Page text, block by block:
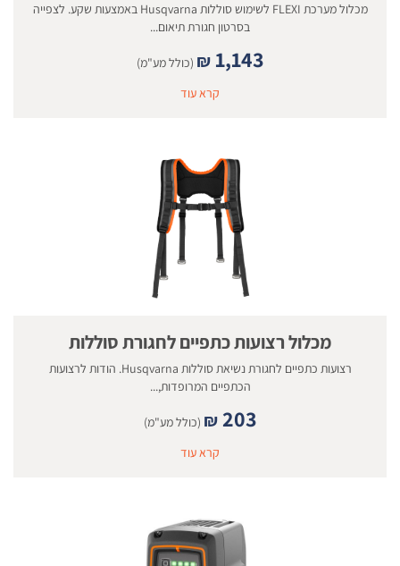
מכלול מערכת FLEXI לשימוש סוללות Husqvarna באמצעות שקע. לצפייה
בסרטון חגורת תיאום...
₪ 1,143
(כולל מע"מ)
קרא עוד
מכלול רצועות כתפיים לחגורת סוללות
רצועות כתפיים לחגורת נשיאת סוללות Husqvarna. הודות לרצועות
הכתפיים המרופדות,...
₪ 203
(כולל מע"מ)
קרא עוד